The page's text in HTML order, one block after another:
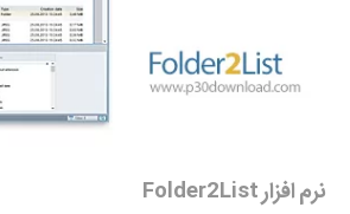
نرم افزار Folder2List